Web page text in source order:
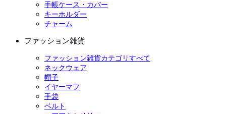
手帳ケース・カバー
キーホルダー
チャーム
ファッション雑貨
ファッション雑貨カテゴリすべて
ネックウェア
帽子
イヤーマフ
手袋
ベルト